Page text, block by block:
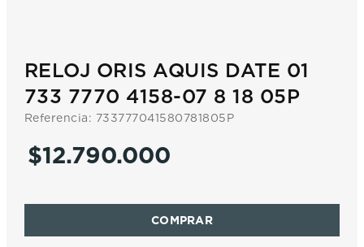
RELOJ ORIS AQUIS DATE 01
733 7770 4158-07 8 18 05P
Referencia: 733777041580781805P
$12.790.000